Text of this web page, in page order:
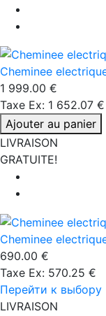
Cheminee
1 999.00 €
Taxe Ex: 1 652.07 €
Ajouter au panier
LIVRAISON
GRATUITE!
Cheminee
690.00 €
Taxe Ex: 570.25 €
Перейти к выбору
LIVRAISON